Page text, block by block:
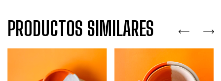
PRODUCTOS SIMILARES